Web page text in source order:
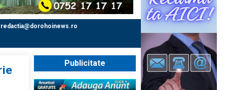
redactia@dorohoinews.ro
Publicitate